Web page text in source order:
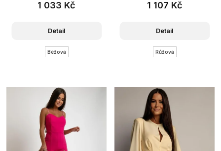
1 033 Kč
Detail
Béžová
1 107 Kč
Detail
Růžová